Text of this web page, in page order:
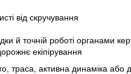
від скручування
й точній роботі органами
екіпірування
траса, активна динаміка або